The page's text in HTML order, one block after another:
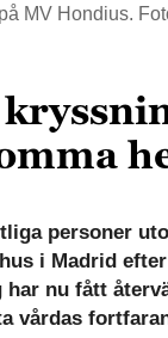
MV Hondius.
personer
i Madrid
nu fått
vårdas